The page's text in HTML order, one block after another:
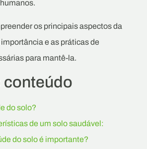
os principais aspectos da
e as práticas de
para mantê-la.
conteúdo
do solo?
de um solo saudável:
do solo é importante?